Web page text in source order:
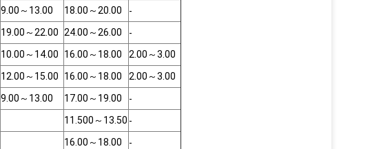
9.00 ～ 13.00 18.00 ～ 20.00
-
19.00 ～ 22.00 24.00 ～ 26.00
-
10.00 ～ 14.00 16.00 ～ 18.00 2.00 ～3.00
12.00 ～ 15.00 16.00 ～ 18.00 2.00 ～3.00
9.00 ～ 13.00 17.00 ～ 19.00
-
11.500 ～ 13.50 -
16.00 ～ 18.00 -